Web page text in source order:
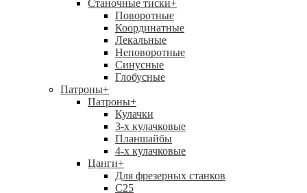
Станочные тиски+
Поворотные
Координатные
Лекальные
Неповоротные
Синусные
Глобусные
Патроны+
Патроны+
Кулачки
3-х кулачковые
Планшайбы
4-х кулачковые
Цанги+
Для фрезерных станков
С25